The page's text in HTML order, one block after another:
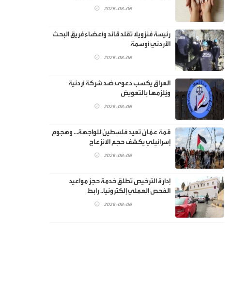
2026-08-06
رئيسة فنزويلا تقلد قائد وأعضاء فريق البحث
الأردني أوسمة
2026-08-06
العراق يكسب دعوى ضد شركة أردنية
ويُلزمها بالتعويض
2026-08-06
قمة عمّان تعيد فلسطين للواجهة… وهجوم
إسرائيلي يكشف حجم الانزعاج
2026-08-06
إدارة الترخيص تطلق خدمة حجز مواعيد
الفحص العملي إلكترونيا.. رابط
2026-08-06